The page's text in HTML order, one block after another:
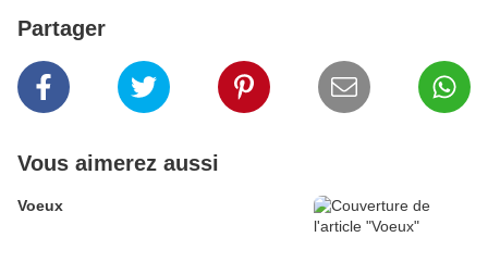
Partager
Vous aimerez aussi
Voeux